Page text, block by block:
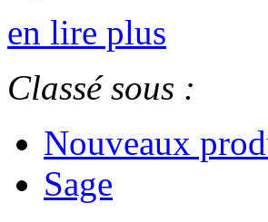
en lire plus
Classé sous :
Nouveaux
Sage